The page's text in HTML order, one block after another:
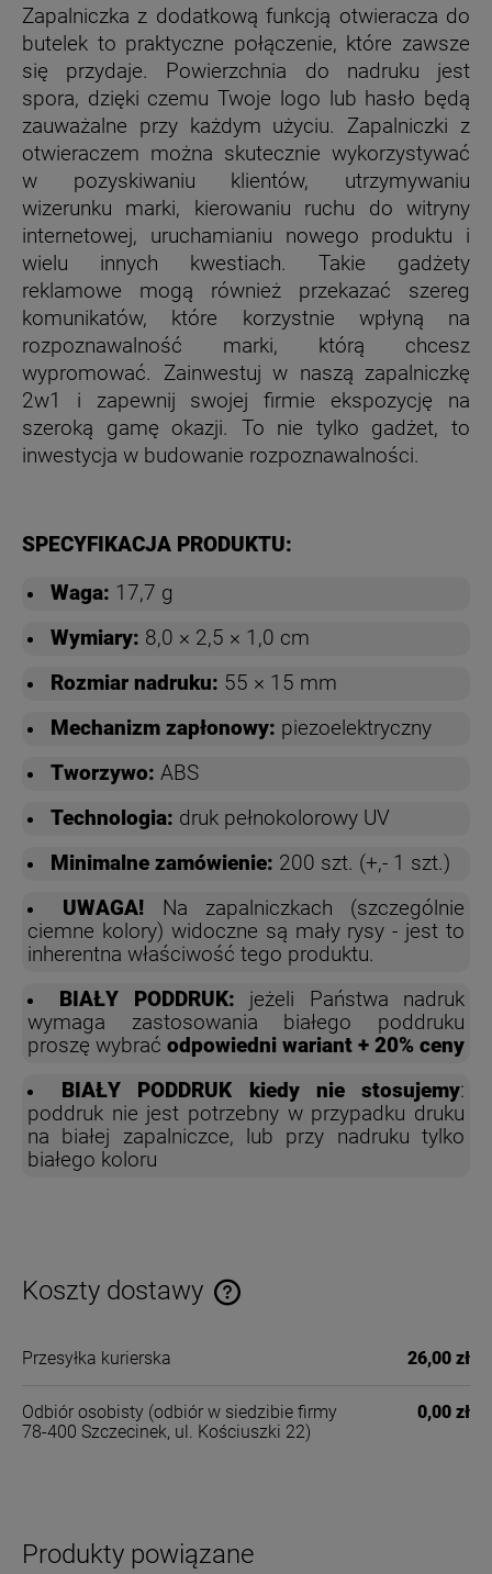
Zapalniczka z dodatkową funkcją otwieracza do
butelek to praktyczne połączenie, które zawsze
się przydaje. Powierzchnia do nadruku jest
spora, dzięki czemu Twoje logo lub hasło będą
zauważalne przy każdym użyciu. Zapalniczki z
otwieraczem można skutecznie wykorzystywać
w pozyskiwaniu klientów, utrzymywaniu
wizerunku marki, kierowaniu ruchu do witryny
internetowej, uruchamianiu nowego produktu i
wielu innych kwestiach. Takie gadżety
reklamowe mogą również przekazać szereg
komunikatów, które korzystnie wpłyną na
rozpoznawalność marki, którą chcesz
wypromować. Zainwestuj w naszą zapalniczkę
2w1 i zapewnij swojej firmie ekspozycję na
szeroką gamę okazji. To nie tylko gadżet, to
inwestycja w budowanie rozpoznawalności.
SPECYFIKACJA PRODUKTU:
Waga: 17,7 g
Wymiary: 8,0 × 2,5 × 1,0 cm
Rozmiar nadruku: 55 × 15 mm
Mechanizm zapłonowy: piezoelektryczny
Tworzywo: ABS
Technologia: druk pełnokolorowy UV
Minimalne zamówienie: 200 szt. (+,- 1 szt.)
UWAGA! Na zapalniczkach (szczególnie
ciemne kolory) widoczne są mały rysy - jest to
inherentna właściwość tego produktu.
BIAŁY PODDRUK: jeżeli Państwa nadruk
wymaga zastosowania białego poddruku
proszę wybrać odpowiedni wariant + 20% ceny
BIAŁY PODDRUK kiedy nie stosujemy:
poddruk nie jest potrzebny w przypadku druku
na białej zapalniczce, lub przy nadruku tylko
białego koloru
Koszty dostawy
Cena nie zawiera ewentualnych kosztów płatności
Przesyłka kurierska 26,00 zł
Odbiór osobisty (odbiór w siedzibie firmy
78-400 Szczecinek, ul. Kościuszki 22)
0,00 zł
Produkty powiązane